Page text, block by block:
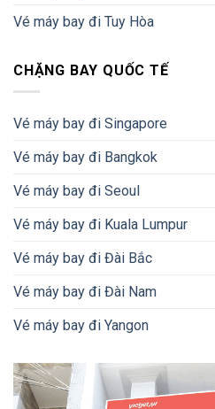
Vé máy bay đi Tuy Hòa
CHẶNG BAY QUỐC TẾ
Vé máy bay đi Singapore
Vé máy bay đi Bangkok
Vé máy bay đi Seoul
Vé máy bay đi Kuala Lumpur
Vé máy bay đi Đài Bắc
Vé máy bay đi Đài Nam
Vé máy bay đi Yangon